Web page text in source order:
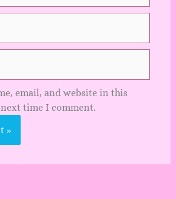
email, and website in this
time I comment.